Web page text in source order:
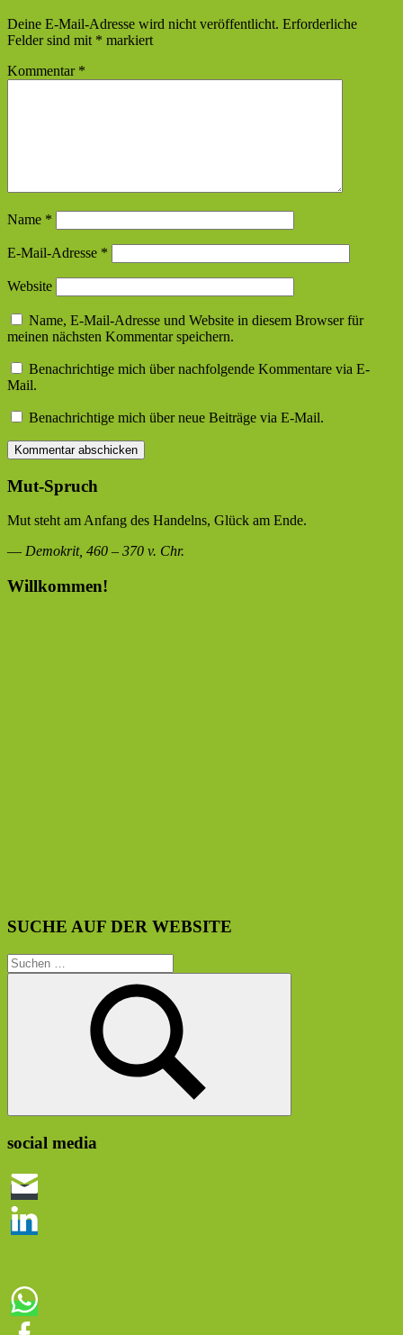
Deine E-Mail-Adresse wird nicht veröffentlicht. Erforderliche
Felder sind mit * markiert
Kommentar *
Name *
E-Mail-Adresse *
Website
Name, E-Mail-Adresse und Website in diesem Browser für
meinen nächsten Kommentar speichern.
Benachrichtige mich über nachfolgende Kommentare via E-
Mail.
Benachrichtige mich über neue Beiträge via E-Mail.
Mut-Spruch
Mut steht am Anfang des Handelns, Glück am Ende.
— Demokrit, 460 – 370 v. Chr.
Willkommen!
SUCHE AUF DER WEBSITE
Suchen
nach:
Suchen
social media